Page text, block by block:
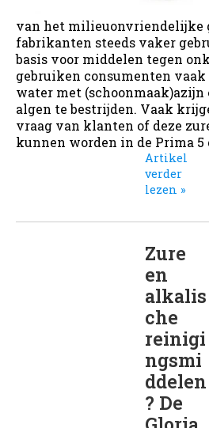
van het milieuonvriendelijke
fabrikanten steeds vaker
basis voor middelen tegen
gebruiken consumenten
water met
algen te bestrijden. Vaak
vraag van klanten of deze
kunnen worden in de Prima
Artikel
verder
lezen »
Zure
en
alkalis
che
reinigi
ngsmi
ddelen
? De